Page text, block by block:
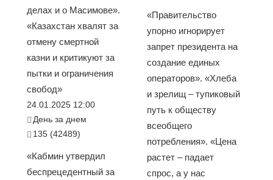
делах и о Масимове».
«Казахстан хвалят за
отмену смертной
казни и критикуют за
пытки и ограничения
свобод»
24.01.2025 12:00
День за днем
135 (42489)
«Кабмин утвердил
беспрецедентный за
«Правительство
упорно игнорирует
запрет президента на
создание единых
операторов». «Хлеба
и зрелищ – тупиковый
путь к обществу
всеобщего
потребления». «Цена
растет – падает
спрос, а у нас